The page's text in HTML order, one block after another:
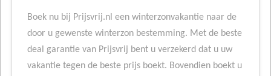
Boek nu bij Prijsvrij.nl een winterzonvakantie naar de
door u gewenste winterzon bestemming. Met de beste
deal garantie van Prijsvrij bent u verzekerd dat u uw
vakantie tegen de beste prijs boekt. Bovendien boekt u